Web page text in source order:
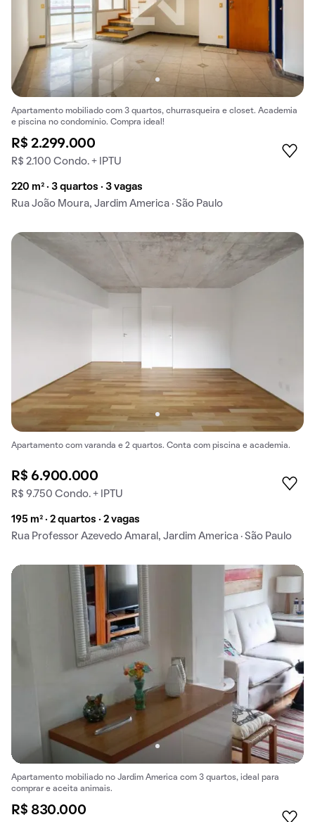
Apartamento mobiliado com 3 quartos, churrasqueira e closet. Academia
e piscina no condomínio. Compra ideal!
R$ 2.299.000
R$ 2.100 Condo. + IPTU
220 m² · 3 quartos · 3 vagas
Rua João Moura, Jardim America · São Paulo
Apartamento com varanda e 2 quartos. Conta com piscina e academia.
R$ 6.900.000
R$ 9.750 Condo. + IPTU
195 m² · 2 quartos · 2 vagas
Rua Professor Azevedo Amaral, Jardim America · São Paulo
Apartamento mobiliado no Jardim America com 3 quartos, ideal para
comprar e aceita animais.
R$ 830.000